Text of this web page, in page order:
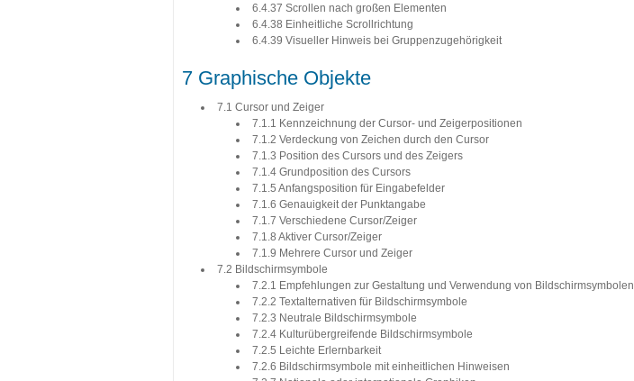
6.4.37 Scrollen nach großen Elementen
6.4.38 Einheitliche Scrollrichtung
6.4.39 Visueller Hinweis bei Gruppenzugehörigkeit
7 Graphische Objekte
7.1 Cursor und Zeiger
7.1.1 Kennzeichnung der Cursor- und Zeigerpositionen
7.1.2 Verdeckung von Zeichen durch den Cursor
7.1.3 Position des Cursors und des Zeigers
7.1.4 Grundposition des Cursors
7.1.5 Anfangsposition für Eingabefelder
7.1.6 Genauigkeit der Punktangabe
7.1.7 Verschiedene Cursor/Zeiger
7.1.8 Aktiver Cursor/Zeiger
7.1.9 Mehrere Cursor und Zeiger
7.2 Bildschirmsymbole
7.2.1 Empfehlungen zur Gestaltung und Verwendung von Bildschirmsymbolen
7.2.2 Textalternativen für Bildschirmsymbole
7.2.3 Neutrale Bildschirmsymbole
7.2.4 Kulturübergreifende Bildschirmsymbole
7.2.5 Leichte Erlernbarkeit
7.2.6 Bildschirmsymbole mit einheitlichen Hinweisen